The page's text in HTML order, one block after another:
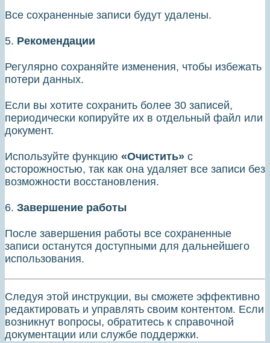
Все сохраненные записи будут удалены.
5. Рекомендации
Регулярно сохраняйте изменения, чтобы избежать
потери данных.
Если вы хотите сохранить более 30 записей,
периодически копируйте их в отдельный файл или
документ.
Используйте функцию «Очистить» с
осторожностью, так как она удаляет все записи без
возможности восстановления.
6. Завершение работы
После завершения работы все сохраненные
записи останутся доступными для дальнейшего
использования.
Следуя этой инструкции, вы сможете эффективно
редактировать и управлять своим контентом. Если
возникнут вопросы, обратитесь к справочной
документации или службе поддержки.